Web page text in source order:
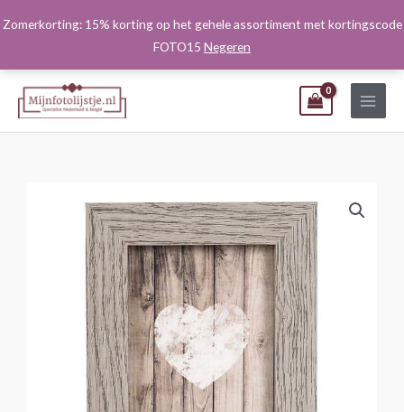
Zomerkorting: 15% korting op het gehele assortiment met kortingscode
FOTO15 Negeren
naar